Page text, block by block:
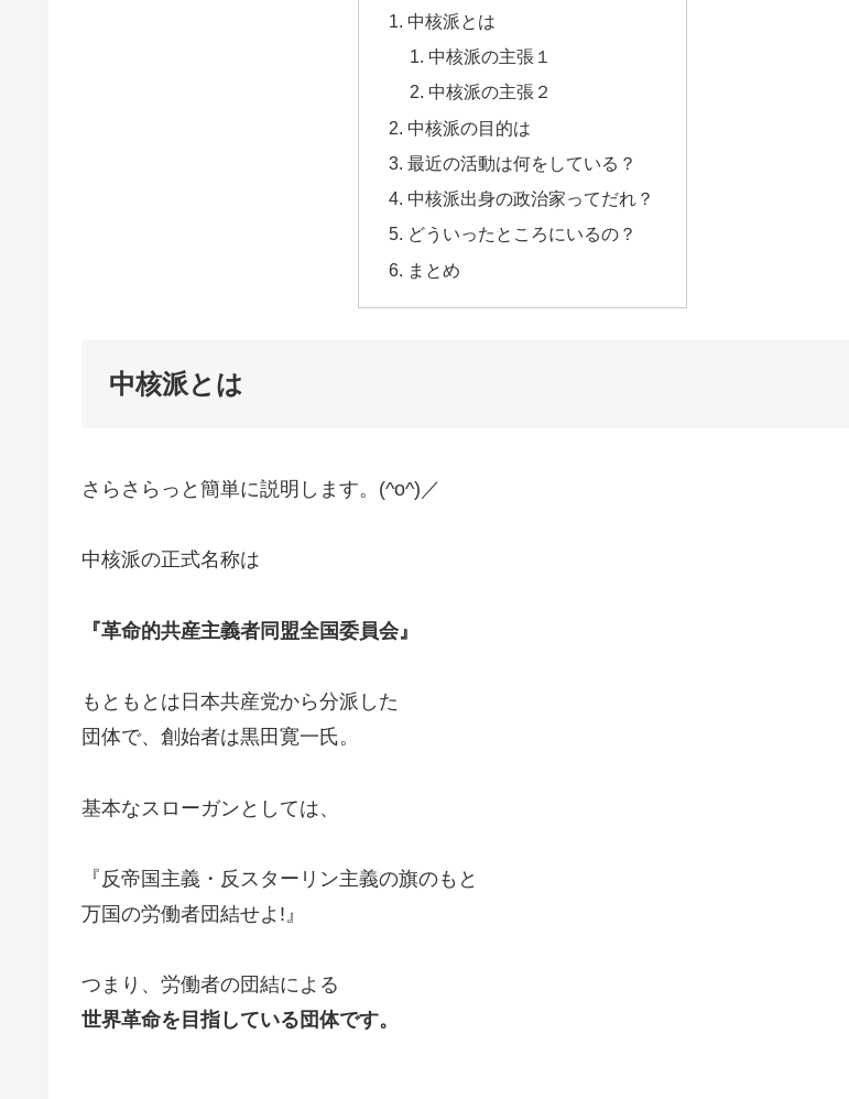
中核派とは
中核派の主張１
中核派の主張２
中核派の目的は
最近の活動は何をしている？
中核派出身の政治家ってだれ？
どういったところにいるの？
まとめ
中核派とは
さらさらっと簡単に説明します。(^o^)／
中核派の正式名称は
『革命的共産主義者同盟全国委員会』
もともとは日本共産党から分派した
団体で、創始者は黒田寛一氏。
基本なスローガンとしては、
『反帝国主義・反スターリン主義の旗のもと
万国の労働者団結せよ!』
つまり、労働者の団結による
世界革命を目指している団体です。